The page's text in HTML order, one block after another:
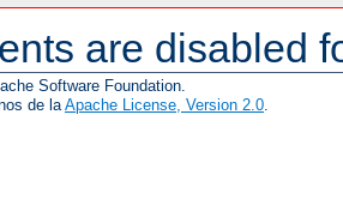
are disabled
Software Foundation.
de laApache License, Version 2.0.